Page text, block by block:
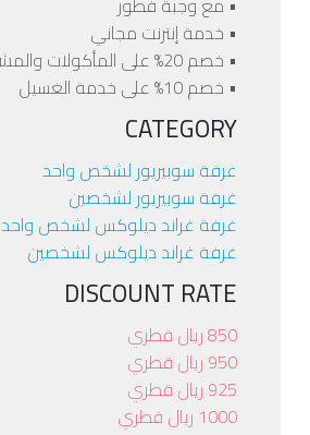
• خدمة إنترنت مجاني
• خصم 20% على المأكولات والمشروبات
• خصم 10% على خدمة الغسيل
CATEGORY
غرفة سوبيريور لشخص واحد
غرفة سوبيريور لشخصين
غرفة غراند ديلوكس لشخص واحد
غرفة غراند ديلوكس لشخصين
DISCOUNT RATE
850 ريال قطري
950 ريال قطري
925 ريال قطري
1000 ريال قطري